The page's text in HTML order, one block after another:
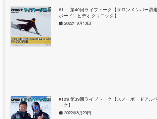
#111 第40回ライブトーク【サロンメンバー滑
ボード）ビデオクリニック】
2022年9月10日
#109 第39回ライブトーク【スノーボードアル
ーク】
2022年8月20日